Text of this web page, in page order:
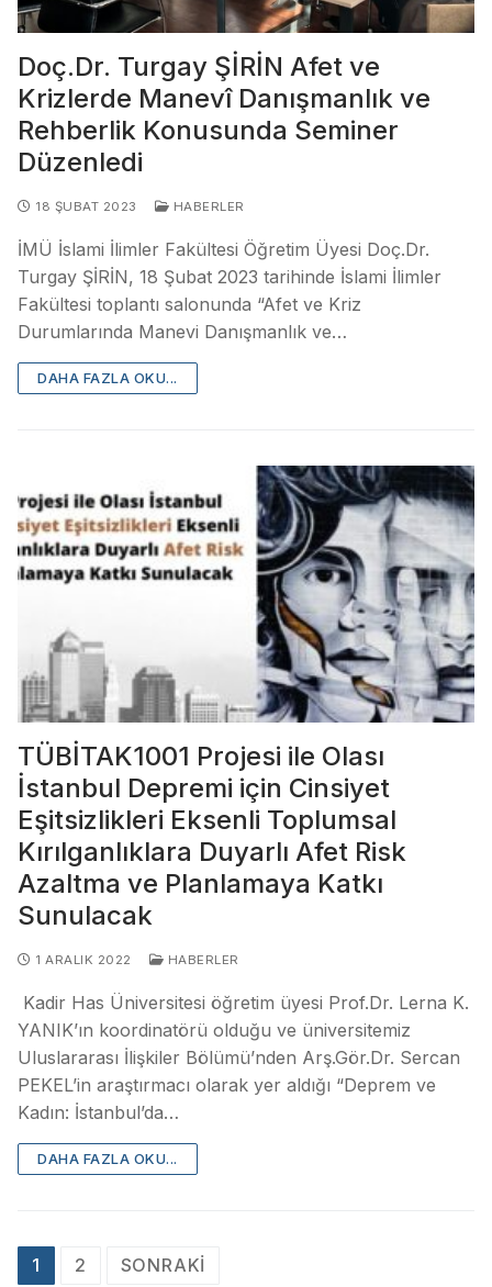
Doç.Dr. Turgay ŞİRİN Afet ve
Krizlerde Manevî Danışmanlık ve
Rehberlik Konusunda Seminer
Düzenledi
18 ŞUBAT 2023 HABERLER
İMÜ İslami İlimler Fakültesi Öğretim Üyesi Doç.Dr.
Turgay ŞİRİN, 18 Şubat 2023 tarihinde İslami İlimler
Fakültesi toplantı salonunda “Afet ve Kriz
Durumlarında Manevi Danışmanlık ve…
DAHA FAZLA OKU...
TÜBİTAK1001 Projesi ile Olası
İstanbul Depremi için Cinsiyet
Eşitsizlikleri Eksenli Toplumsal
Kırılganlıklara Duyarlı Afet Risk
Azaltma ve Planlamaya Katkı
Sunulacak
1 ARALIK 2022 HABERLER
Kadir Has Üniversitesi öğretim üyesi Prof.Dr. Lerna K.
YANIK’ın koordinatörü olduğu ve üniversitemiz
Uluslararası İlişkiler Bölümü’nden Arş.Gör.Dr. Sercan
PEKEL’in araştırmacı olarak yer aldığı “Deprem ve
Kadın: İstanbul’da…
DAHA FAZLA OKU...
1 2 SONRAKI